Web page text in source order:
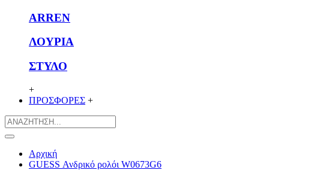
ARREN
ΛΟΥΡΙΑ
ΣΤΥΛΟ
+
ΠΡΟΣΦΟΡΕΣ +
Αρχική
GUESS Ανδρικό ρολόι W0673G6